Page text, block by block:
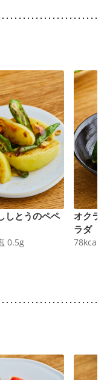
しとうのペペ
0.5g
オクラ
ラダ
78kcal